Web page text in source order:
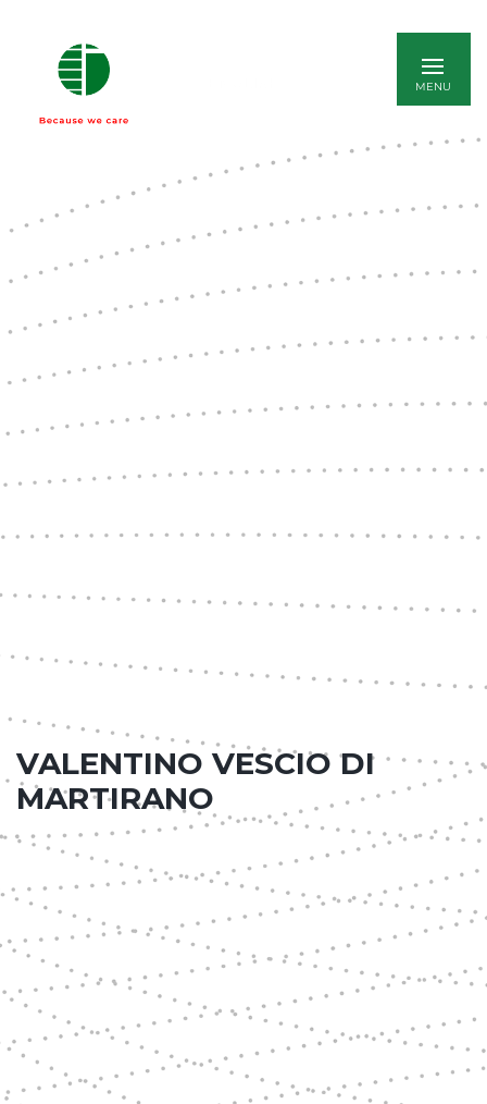
VALENTINO VESCIO DI
MARTIRANO